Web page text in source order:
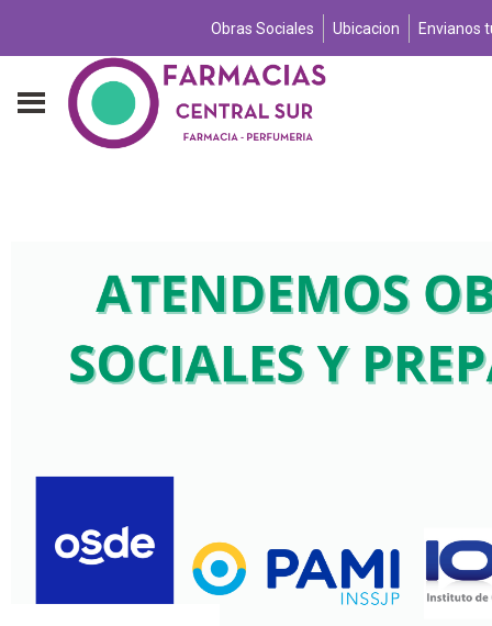
Obras Sociales Ubicacion Envianos